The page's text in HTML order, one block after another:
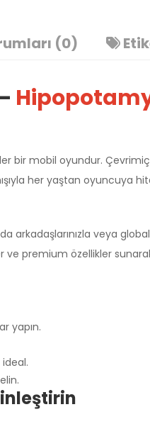
(0)
mobil oyundur.
her yaştan oyuncuya
arkadaşlarınızla veya
premium özellikler
yapın.